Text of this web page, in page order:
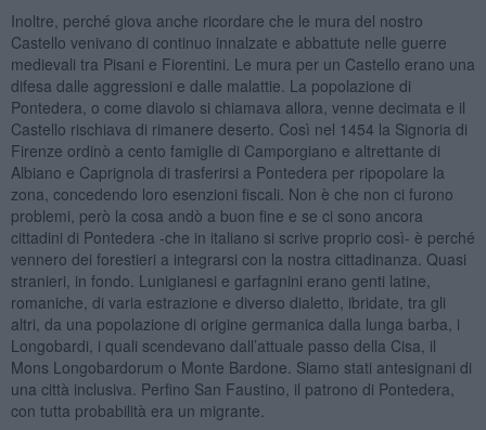
Inoltre, perché giova anche ricordare che le mura del nostro
Castello venivano di continuo innalzate e abbattute nelle guerre
medievali tra Pisani e Fiorentini. Le mura per un Castello erano una
difesa dalle aggressioni e dalle malattie. La popolazione di
Pontedera, o come diavolo si chiamava allora, venne decimata e il
Castello rischiava di rimanere deserto. Così nel 1454 la Signoria di
Firenze ordinò a cento famiglie di Camporgiano e altrettante di
Albiano e Caprignola di trasferirsi a Pontedera per ripopolare la
zona, concedendo loro esenzioni fiscali. Non è che non ci furono
problemi, però la cosa andò a buon fine e se ci sono ancora
cittadini di Pontedera -che in italiano si scrive proprio così- è perché
vennero dei forestieri a integrarsi con la nostra cittadinanza. Quasi
stranieri, in fondo. Lunigianesi e garfagnini erano genti latine,
romaniche, di varia estrazione e diverso dialetto, ibridate, tra gli
altri, da una popolazione di origine germanica dalla lunga barba, i
Longobardi, i quali scendevano dall’attuale passo della Cisa, il
Mons Longobardorum o Monte Bardone. Siamo stati antesignani di
una città inclusiva. Perfino San Faustino, il patrono di Pontedera,
con tutta probabilità era un migrante.